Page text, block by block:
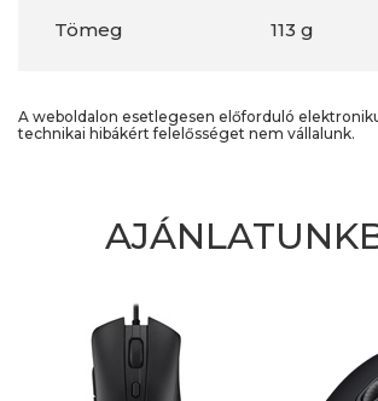
Tömeg
113 g
A weboldalon esetlegesen előforduló
technikai hibákért felelősséget nem vállalunk.